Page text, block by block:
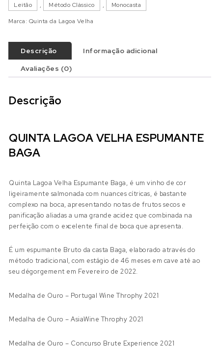
Leitão
, Método Clássico , Monocasta
Marca: Quinta da Lagoa Velha
Descrição
Informação adicional
Avaliações (0)
Descrição
QUINTA LAGOA VELHA ESPUMANTE
BAGA
Quinta Lagoa Velha Espumante Baga, é um vinho de cor
ligeiramente salmonada com nuances cítricas, é bastante
complexo na boca, apresentando notas de frutos secos e
panificação aliadas a uma grande acidez que combinada na
perfeição com o excelente final de boca que apresenta.
É um espumante Bruto da casta Baga, elaborado através do
método tradicional, com estágio de 46 meses em cave até ao
seu dégorgement em Fevereiro de 2022.
Medalha de Ouro – Portugal Wine Throphy 2021
Medalha de Ouro – AsiaWine Throphy 2021
Medalha de Ouro – Concurso Brute Experience 2021